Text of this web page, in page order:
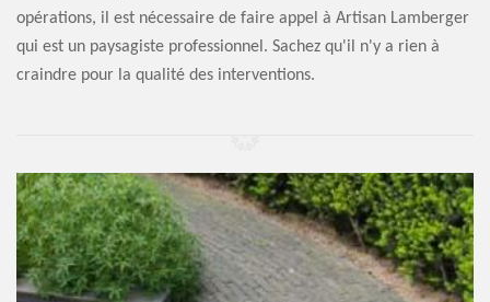
opérations, il est nécessaire de faire appel à Artisan Lamberger
qui est un paysagiste professionnel. Sachez qu'il n'y a rien à
craindre pour la qualité des interventions.